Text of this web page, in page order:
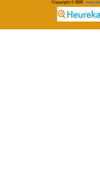
Copyright © 2026